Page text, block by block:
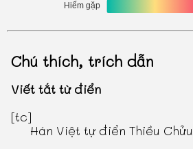
Chú thích, trích dẫn
Viết tắt từ điển
[tc]
Hán Việt tự điển Thiều Chửu